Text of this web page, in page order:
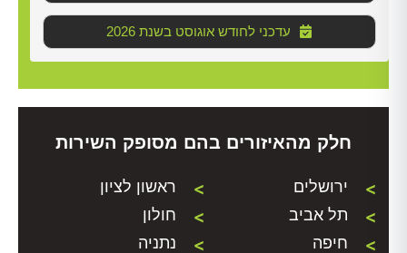
2026 עדכני לחודש אוגוסט בשנת
חלק מהאיזורים בהם מסופק השירות
ירושלים
ראשון לציון
תל אביב
חולון
חיפה
נתניה